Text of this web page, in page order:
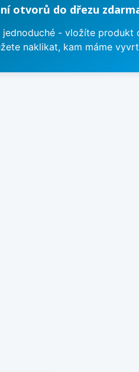
otvorů do dřezu
- vložíte produkt
naklikat, kam máme